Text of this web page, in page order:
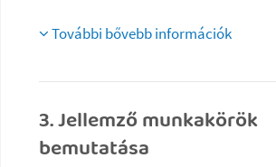
További bővebb információk
3. Jellemző munkakörök
bemutatása